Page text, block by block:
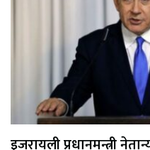
इजरायली प्रधानमन्त्री